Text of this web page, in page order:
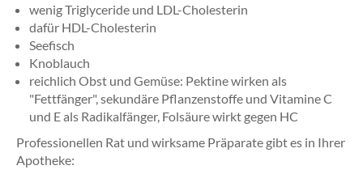
wenig Triglyceride und LDL-Cholesterin
dafür HDL-Cholesterin
Seefisch
Knoblauch
reichlich Obst und Gemüse: Pektine wirken als
"Fettfänger", sekundäre Pflanzenstoffe und Vitamine C
und E als Radikalfänger, Folsäure wirkt gegen HC
Professionellen Rat und wirksame Präparate gibt es in Ihrer
Apotheke: